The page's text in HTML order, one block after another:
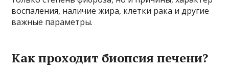
воспаления, наличие жира, клетки рака и другие
важные параметры.
Как проходит биопсия печени?